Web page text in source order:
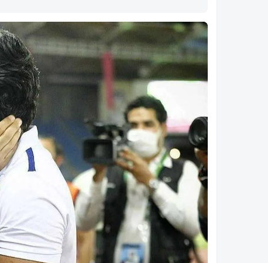
پیامدهای خشکسالی هامون؛ از فقر و مهاجرت تا
نابودی زیست‌بوم سیستان